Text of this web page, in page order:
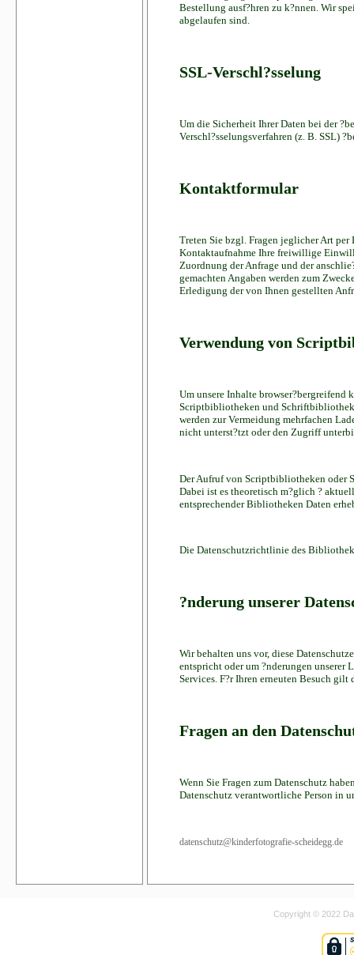
Bestellung ausf?hren zu k?nnen. Wir
abgelaufen sind.
SSL-Verschl?sselung
Um die Sicherheit Ihrer Daten bei der
Verschl?sselungsverfahren (z. B. SSL)
Kontaktformular
Treten Sie bzgl. Fragen jeglicher Art
Kontaktaufnahme Ihre freiwillige
Zuordnung der Anfrage und der
gemachten Angaben werden zum
Erledigung der von Ihnen gestellten
Verwendung von
Um unsere Inhalte browser?bergreifend
Scriptbibliotheken und
werden zur Vermeidung mehrfachen
nicht unterst?tzt oder den Zugriff
Der Aufruf von Scriptbibliotheken oder
Dabei ist es theoretisch m?glich ?
entsprechender Bibliotheken Daten
Die Datenschutzrichtlinie des
?nderung unserer
Wir behalten uns vor, diese
entspricht oder um ?nderungen unserer
Services. F?r Ihren erneuten Besuch
Fragen an den
Wenn Sie Fragen zum Datenschutz
Datenschutz verantwortliche Person in
datenschutz@kinderfotografie-scheidegg.de
Copyright © 2022